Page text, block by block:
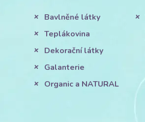
Bavlněné látky
Teplákovina
Dekorační látky
Galanterie
Organic a NATURAL